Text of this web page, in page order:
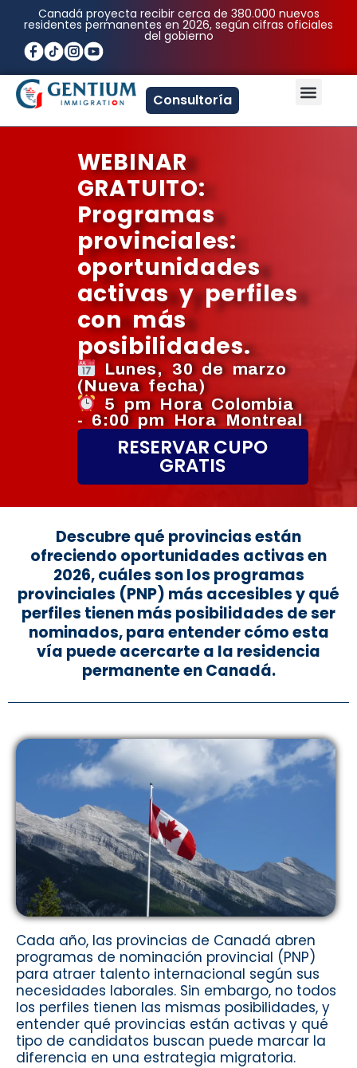
contenido
Canadá proyecta recibir cerca de 380.000 nuevos
residentes permanentes en 2026, según cifras oficiales
del gobierno
Consultoría
WEBINAR
GRATUITO:
Programas
provinciales:
oportunidades
activas y perfiles
con más
posibilidades.
Lunes, 30 de marzo
(Nueva fecha)
5 pm Hora Colombia
- 6:00 pm Hora Montreal
RESERVAR CUPO
GRATIS
Descubre qué provincias están
ofreciendo oportunidades activas en
2026, cuáles son los programas
provinciales (PNP) más accesibles y qué
perfiles tienen más posibilidades de ser
nominados, para entender cómo esta
vía puede acercarte a la residencia
permanente en Canadá.
Cada año, las provincias de Canadá abren
programas de nominación provincial (PNP)
para atraer talento internacional según sus
necesidades laborales. Sin embargo, no todos
los perfiles tienen las mismas posibilidades, y
entender qué provincias están activas y qué
tipo de candidatos buscan puede marcar la
diferencia en una estrategia migratoria.